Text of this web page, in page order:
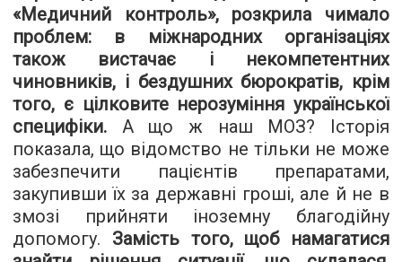
«Медичний контроль», розкрила чимало
проблем: в міжнародних організаціях
також вистачає і некомпетентних
чиновників, і бездушних бюрократів, крім
того, є цілковите нерозуміння української
специфіки. А що ж наш МОЗ? Історія
показала, що відомство не тільки не може
забезпечити пацієнтів препаратами,
закупивши їх за державні гроші, але й не в
змозі прийняти іноземну благодійну
допомогу. Замість того, щоб намагатися